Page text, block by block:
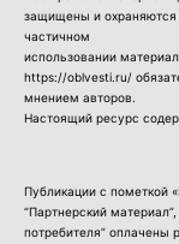
защищены и охраняются
частичном
использовании
https://oblvesti.ru/
мнением авторов.
Настоящий ресурс
Публикации с пометкой
“Партнерский
потребителя” оплачены